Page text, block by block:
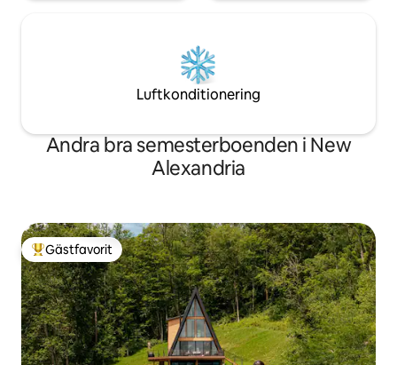
Luftkonditionering
Andra bra semesterboenden i New
Alexandria
Populär gästfavorit
Gästfavorit